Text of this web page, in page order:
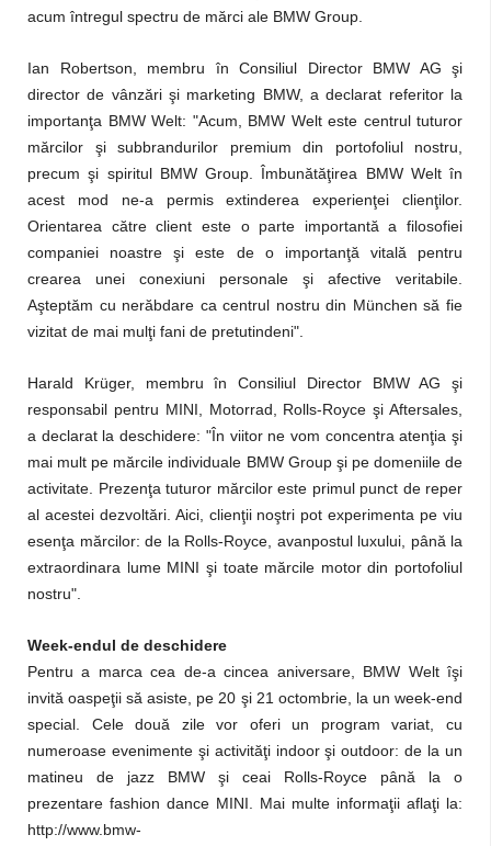
acum întregul spectru de mărci ale BMW Group.
Ian Robertson, membru în Consiliul Director BMW AG şi
director de vânzări şi marketing BMW, a declarat referitor la
importanţa BMW Welt: "Acum, BMW Welt este centrul tuturor
mărcilor şi subbrandurilor premium din portofoliul nostru,
precum şi spiritul BMW Group. Îmbunătăţirea BMW Welt în
acest mod ne-a permis extinderea experienţei clienţilor.
Orientarea către client este o parte importantă a filosofiei
companiei noastre şi este de o importanţă vitală pentru
crearea unei conexiuni personale şi afective veritabile.
Aşteptăm cu nerăbdare ca centrul nostru din München să fie
vizitat de mai mulţi fani de pretutindeni".
Harald Krüger, membru în Consiliul Director BMW AG şi
responsabil pentru MINI, Motorrad, Rolls-Royce şi Aftersales,
a declarat la deschidere: "În viitor ne vom concentra atenţia şi
mai mult pe mărcile individuale BMW Group şi pe domeniile de
activitate. Prezenţa tuturor mărcilor este primul punct de reper
al acestei dezvoltări. Aici, clienţii noştri pot experimenta pe viu
esenţa mărcilor: de la Rolls-Royce, avanpostul luxului, până la
extraordinara lume MINI şi toate mărcile motor din portofoliul
nostru".
Week-endul de deschidere
Pentru a marca cea de-a cincea aniversare, BMW Welt îşi
invită oaspeţii să asiste, pe 20 şi 21 octombrie, la un week-end
special. Cele două zile vor oferi un program variat, cu
numeroase evenimente şi activităţi indoor şi outdoor: de la un
matineu de jazz BMW şi ceai Rolls-Royce până la o
prezentare fashion dance MINI. Mai multe informaţii aflaţi la:
http://www.bmw-